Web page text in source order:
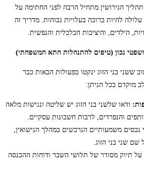
הגירושין מתחיל הרבה לפני החתימה על
להיות כרוכה בעלויות גבוהות. מדריך זה
הילדים, והיציבות הכלכלית והנפשית.
ששני בני הזוג ינקטו בפעולות הבאות כבר
מוקדם ככל הניתן:
ודאו שלשני בני הזוג יש שליטה ונגישות מלאה
והנפרדים, לרבות חשבונות עסקיים.
נכסים משמעותיים הנרכשים במהלך הנישואין,
שם שני בני הזוג.
על תיוק מסודר של תלושי השכר ודוחות ההכנסה